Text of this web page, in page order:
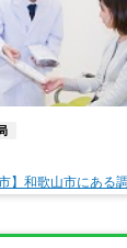
】和歌山市にある調
～700万円